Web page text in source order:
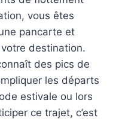
vous êtes
pancarte et
destination.
des pics de
les départs
estivale ou lors
ce trajet, c’est